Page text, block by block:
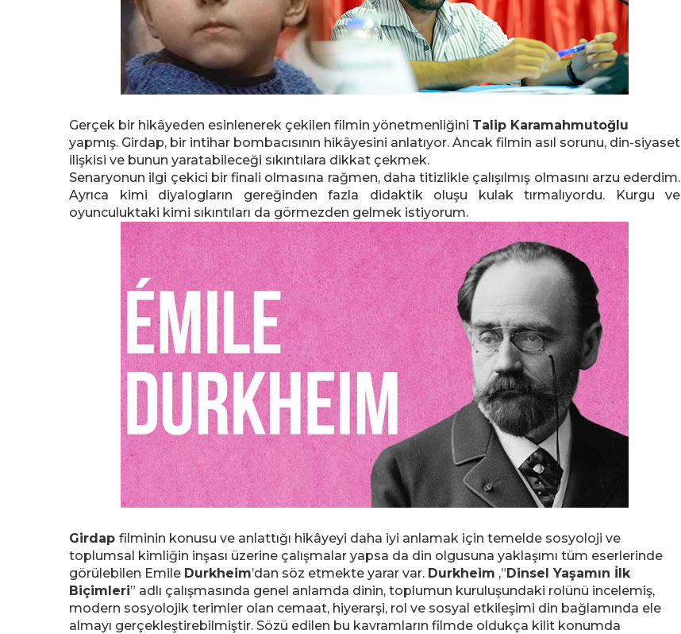
Gerçek bir hikâyeden esinlenerek çekilen filmin yönetmenliğini Talip Karamahmutoğlu
yapmış. Girdap, bir intihar bombacısının hikâyesini anlatıyor. Ancak filmin asıl sorunu, din-siyaset
ilişkisi ve bunun yaratabileceği sıkıntılara dikkat çekmek.
Senaryonun ilgi çekici bir finali olmasına rağmen, daha titizlikle çalışılmış olmasını arzu ederdim.
Ayrıca kimi diyalogların gereğinden fazla didaktik oluşu kulak tırmalıyordu. Kurgu ve
oyunculuktaki kimi sıkıntıları da görmezden gelmek istiyorum.
Girdap filminin konusu ve anlattığı hikâyeyi daha iyi anlamak için temelde sosyoloji ve
toplumsal kimliğin inşası üzerine çalışmalar yapsa da din olgusuna yaklaşımı tüm eserlerinde
görülebilen Emile Durkheim’dan söz etmekte yarar var. Durkheim ,”Dinsel Yaşamın İlk
Biçimleri” adlı çalışmasında genel anlamda dinin, toplumun kuruluşundaki rolünü incelemiş,
modern sosyolojik terimler olan cemaat, hiyerarşi, rol ve sosyal etkileşimi din bağlamında ele
almayı gerçekleştirebilmiştir. Sözü edilen bu kavramların filmde oldukça kilit konumda